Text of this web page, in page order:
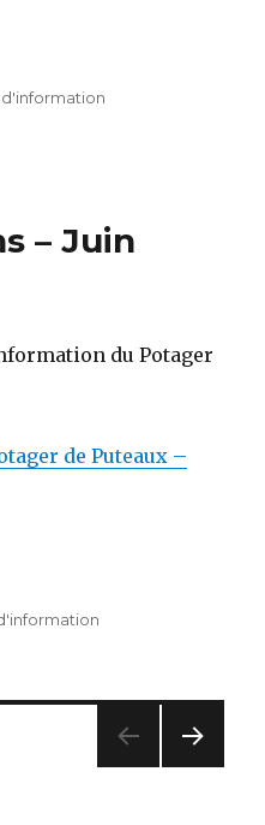
– Juin
du Potager
de Puteaux –